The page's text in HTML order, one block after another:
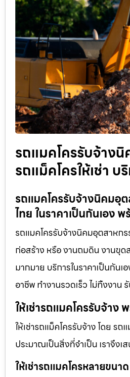
รถแมคโครรับจ้าง
รถแม็คโครให้เช่า
รถแมคโครรับจ้างนิคมอุต
ไทย ในราคาเป็นกันเอง
รถแมคโครรับจ้างนิคมอุตสาหกร
ก่อสร้าง หรือ งานถมดิน งานขุ
มากมาย บริการในราคาเป็นกัน
อาชีพ ทำงานรวดเร็ว ไม่ทิ้งงาน
ให้เช่ารถแมคโครรับจ้า
ให้เช่ารถแม็คโครรับจ้าง โดย
ประมาณเป็นสิ่งที่จำเป็น เราจึง
ให้เช่ารถแมคโครหลายขนา